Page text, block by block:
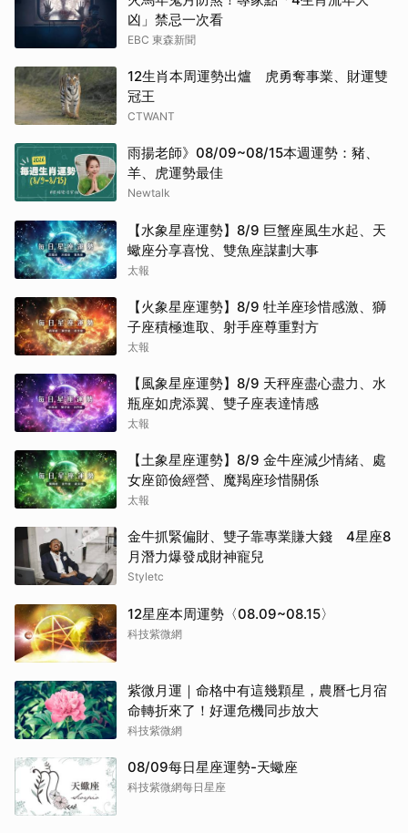
凶」禁忌一次看
EBC 東森新聞
12生肖本周運勢出爐 虎勇奪事業、財運雙
冠王
CTWANT
雨揚老師》08/09~08/15本週運勢：豬、
羊、虎運勢最佳
Newtalk
【水象星座運勢】8/9 巨蟹座風生水起、天
蠍座分享喜悅、雙魚座謀劃大事
太報
【火象星座運勢】8/9 牡羊座珍惜感激、獅
子座積極進取、射手座尊重對方
太報
【風象星座運勢】8/9 天秤座盡心盡力、水
瓶座如虎添翼、雙子座表達情感
太報
【土象星座運勢】8/9 金牛座減少情緒、處
女座節儉經營、魔羯座珍惜關係
太報
金牛抓緊偏財、雙子靠專業賺大錢 4星座8
月潛力爆發成財神寵兒
Styletc
12星座本周運勢〈08.09~08.15〉
科技紫微網
紫微月運｜命格中有這幾顆星，農曆七月宿
命轉折來了！好運危機同步放大
科技紫微網
08/09每日星座運勢-天蠍座
科技紫微網每日星座